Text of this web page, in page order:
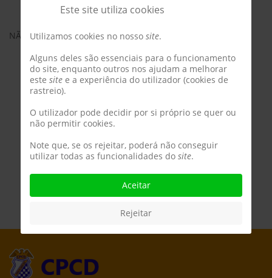
NÃO NECESSITA DE INSCRIÇÃO
Este site utiliza cookies
Utilizamos cookies no nosso site.
Alguns deles são essenciais para o funcionamento
do site, enquanto outros nos ajudam a melhorar
este site e a experiência do utilizador (cookies de
rastreio).
O utilizador pode decidir por si próprio se quer ou
não permitir cookies.
Note que, se os rejeitar, poderá não conseguir
utilizar todas as funcionalidades do site.
Aceitar
Rejeitar